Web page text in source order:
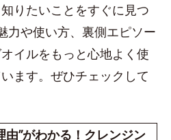
りたいことをすぐに見つ
力や使い方、裏側エピソー
イルをもっと心地よく使
ます。ぜひチェックして
”がわかる！クレンジン